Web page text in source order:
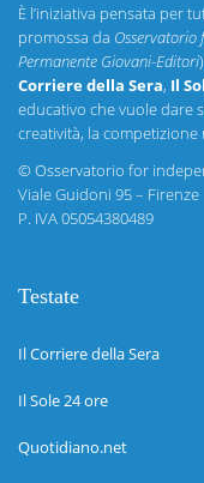
È l’iniziativa pensata per
promossa da Osservatorio
Permanente Giovani-Editori
Corriere della Sera, Il
educativo che vuole dare
creatività, la
©Osservatorio for
Viale Guidoni 95 – Firenze
P. IVA 05054380489
Testate
Il Corriere della Sera
Il Sole 24 ore
Quotidiano.net